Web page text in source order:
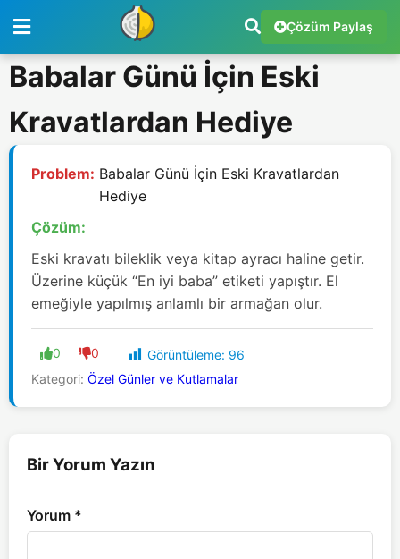
Çözüm Paylaş
Babalar Günü İçin Eski
Kravatlardan Hediye
Problem: Babalar Günü İçin Eski Kravatlardan
Hediye
Çözüm:
Eski kravatı bileklik veya kitap ayracı haline getir.
Üzerine küçük “En iyi baba” etiketi yapıştır. El
emeğiyle yapılmış anlamlı bir armağan olur.
0 0 Görüntüleme: 96
Kategori: Özel Günler ve Kutlamalar
Bir Yorum Yazın
Yorum *